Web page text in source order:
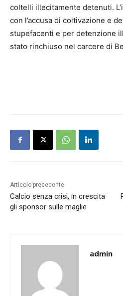
coltelli illecitamente detenuti.
con l’accusa di coltivazione e
stupefacenti e per detenzione
stato rinchiuso nel carcere di
Articolo precedente
Calcio senza crisi, in crescita
gli sponsor sulle maglie
admin